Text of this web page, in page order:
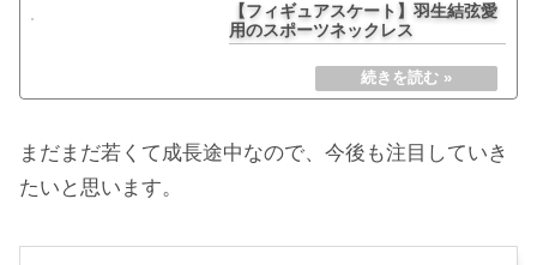
【フィギュアスケート】羽生結弦愛
用のスポーツネックレス
まだまだ若くて成長途中なので、今後も注目していき
たいと思います。